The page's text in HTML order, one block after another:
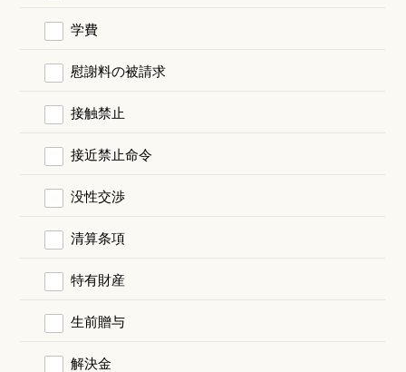
学費
慰謝料の被請求
接触禁止
接近禁止命令
没性交渉
清算条項
特有財産
生前贈与
解決金